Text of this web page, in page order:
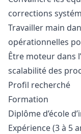
corrections
Travailler main
opérationnelles
Être moteur dans
scalabilité des
Profil recherché
Formation
Diplôme d’école
Expérience (3 à 5